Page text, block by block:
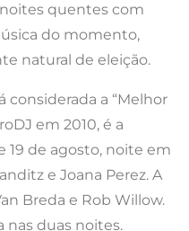
quentes com
do momento,
natural de eleição.
considerada a “Melhor
em 2010, é a
19 de agosto, noite em
e Joana Perez. A
Breda e Rob Willow.
nas duas noites.